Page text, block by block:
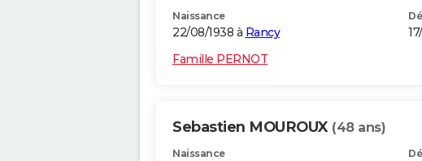
Naissance
22/08/1938 à Rancy
Famille PERNOT
Sebastien MOUROUX (48 ans)
Naissance